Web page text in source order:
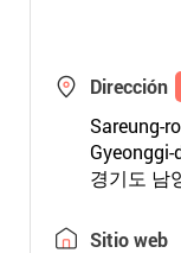
Dirección
Sareung-
Gyeonggi-
경기도 남
Sitio web